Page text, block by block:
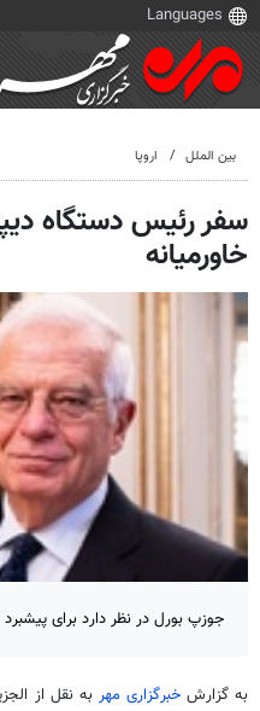
بین الملل اروپا
سفر رئیس دستگاه
خاورمیانه
جوزپ بورل در نظر دارد برای
به گزارشخبرگزاری مهر به نقل از